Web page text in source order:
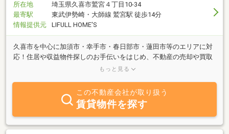
所在地
埼玉県久喜市鷲宮４丁目10-34
最寄駅
東武伊勢崎・大師線 鷲宮駅 徒歩14分
情報提供元
LIFULL HOME'S
久喜市を中心に加須市・幸手市・春日部市・蓮田市等のエリアに対
応！住居や収益物件探しのお手伝いをはじめ、不動産の売却や買取
のご相談、大家様からのご相談も承ります！お気軽にお問い合わせ
もっと見る
この不動産会社が取り扱う
賃貸物件を探す